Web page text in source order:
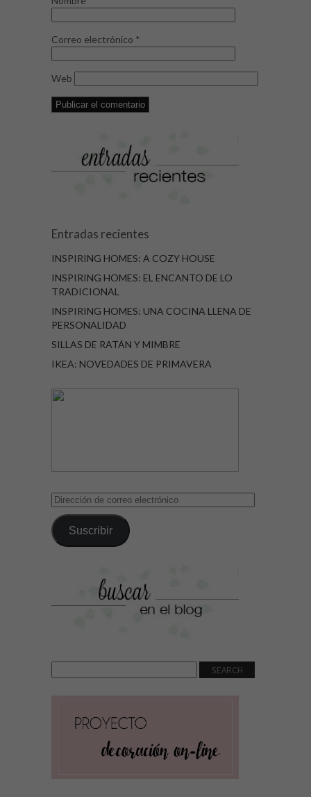
Correo electrónico *
Web
Entradas recientes
INSPIRING HOMES: A COZY HOUSE
INSPIRING HOMES: EL ENCANTO DE LO
TRADICIONAL
INSPIRING HOMES: UNA COCINA LLENA DE
PERSONALIDAD
SILLAS DE RATÁN Y MIMBRE
IKEA: NOVEDADES DE PRIMAVERA
Dirección
correo
electrónico
Suscribir